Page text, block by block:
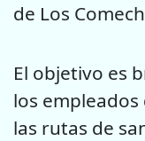
de Los
El objetivo es
los empleados
las rutas de